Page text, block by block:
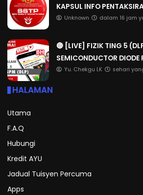
KAPSUL INFO
Unknown dalam 16 jam
🔴 [LIVE] FIZIK TING 5
SEMICONDUCTOR
Yu. Chekgu LK sehari
HALAMAN
Utama
F.A.Q
Hubungi
Kredit AYU
Jadual Tuisyen Percuma
Apps